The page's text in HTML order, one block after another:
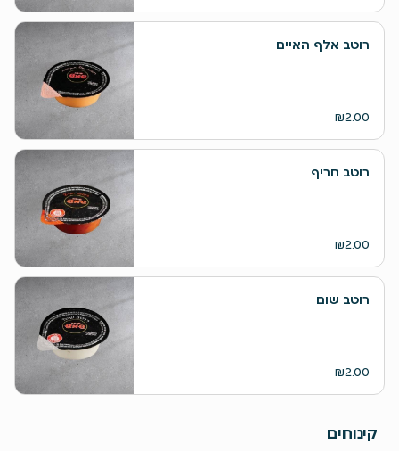
רוטב אלף האיים
₪2.00
רוטב חריף
₪2.00
רוטב שום
₪2.00
קינוחים